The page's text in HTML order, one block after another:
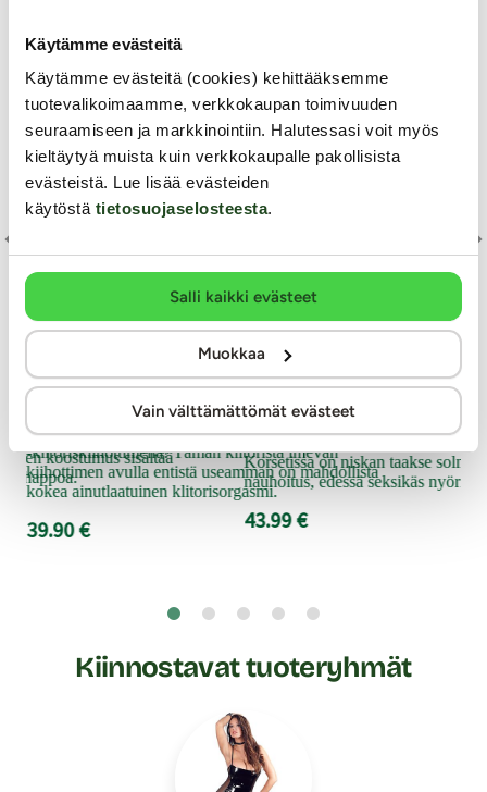
Käytämme evästeitä
Käytämme evästeitä (cookies) kehittääksemme
tuotevalikoimaamme, verkkokaupan toimivuuden
seuraamiseen ja markkinointiin. Halutessasi voit myös
kieltäytyä muista kuin verkkokaupalle pakollisista
evästeistä. Lue lisää evästeiden
käytöstä tietosuojaselosteesta.
Salli kaikki evästeet
Muokkaa
Vain välttämättömät evästeet
100 ml
liukuvoide, jonka
tunteen tuovan Klick
koostumus sisältää
Satisfyer
Pro 2
Testiryhmän testaama!
Paranna intiimihyvinvointiasi loistavalla Satisfyer Pro 2
-klitoriskiihottimella! Tämän klitorista imevän
kiihottimen avulla entistä useamman on mahdollista
kokea ainutlaatuinen klitorisorgasmi.
39.90 €
Passion
Katriss -
stringit
Seksikäs Katriss Corset-asusettiin
Korsetissa on niskan taakse
nauhoitus, edessä seksikäs nyöritys.
43.99 €
Kiinnostavat tuoteryhmät